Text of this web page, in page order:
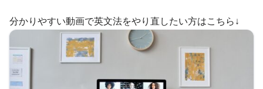
分かりやすい動画で英文法をやり直したい方はこちら↓